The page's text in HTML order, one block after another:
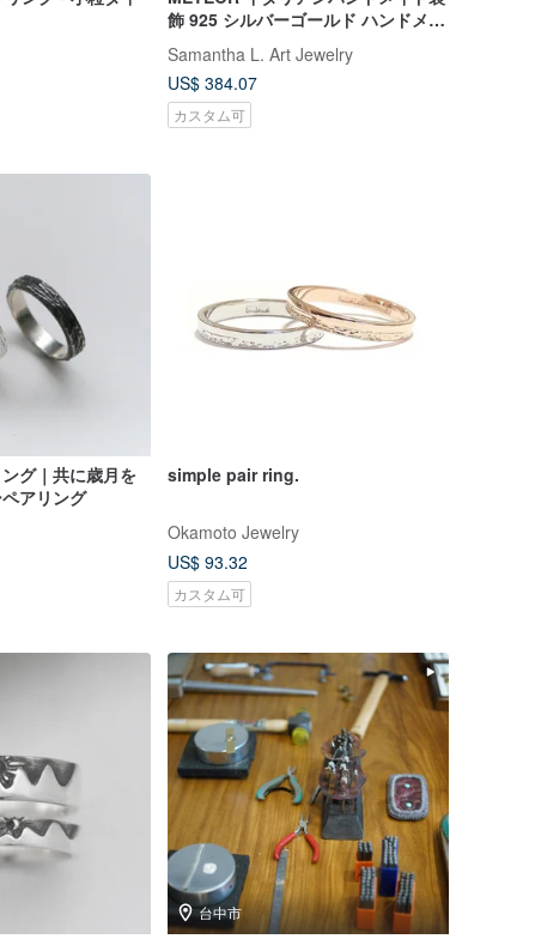
飾 925 シルバーゴールド ハンドメイ
ング
Samantha L. Art Jewelry
US$ 384.07
カスタム可
グ｜共に歳月を
アリング
simple pair ring.
Okamoto Jewelry
US$ 93.32
カスタム可
台中市